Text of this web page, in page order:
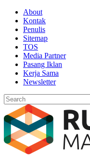
About
Kontak
Penulis
Sitemap
TOS
Media Partner
Pasang Iklan
Kerja Sama
Newsletter